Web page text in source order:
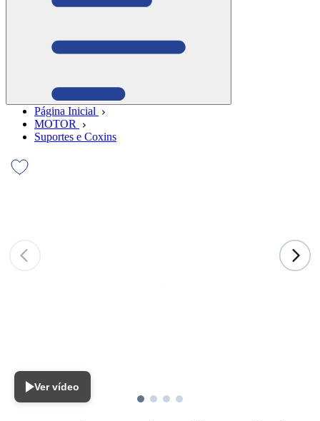
Página Inicial
MOTOR
Suportes e Coxins
Ver vídeo